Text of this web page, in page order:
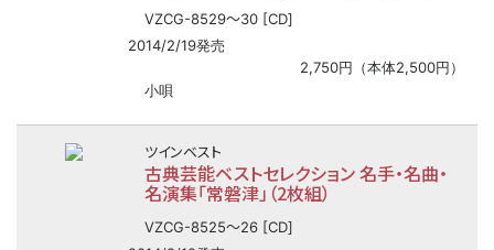
VZCG-8529〜30 [CD]
2014/2/19発売
2,750円（本体2,500円）
小唄
ツインベスト
古典芸能ベストセレクション 名手・名曲・
名演集「常磐津」（2枚組）
VZCG-8525〜26 [CD]